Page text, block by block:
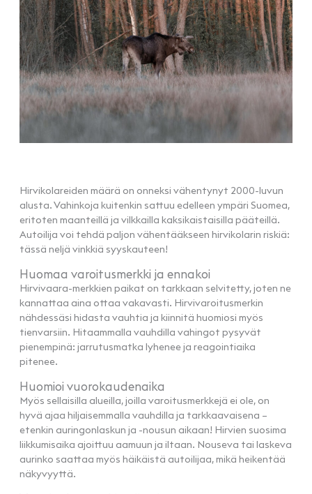
Hirvikolareiden määrä on onneksi vähentynyt 2000-luvun
alusta. Vahinkoja kuitenkin sattuu edelleen ympäri Suomea,
eritoten maanteillä ja vilkkailla kaksikaistaisilla pääteillä.
Autoilija voi tehdä paljon vähentääkseen hirvikolarin riskiä:
tässä neljä vinkkiä syyskauteen!
Huomaa varoitusmerkki ja ennakoi
Hirvivaara-merkkien paikat on tarkkaan selvitetty, joten ne
kannattaa aina ottaa vakavasti. Hirvivaroitusmerkin
nähdessäsi hidasta vauhtia ja kiinnitä huomiosi myös
tienvarsiin. Hitaammalla vauhdilla vahingot pysyvät
pienempinä: jarrutusmatka lyhenee ja reagointiaika
pitenee.
Huomioi vuorokaudenaika
Myös sellaisilla alueilla, joilla varoitusmerkkejä ei ole, on
hyvä ajaa hiljaisemmalla vauhdilla ja tarkkaavaisena –
etenkin auringonlaskun ja -nousun aikaan! Hirvien suosima
liikkumisaika ajoittuu aamuun ja iltaan. Nouseva tai laskeva
aurinko saattaa myös häikäistä autoilijaa, mikä heikentää
näkyvyyttä.